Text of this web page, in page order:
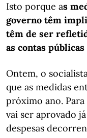
Isto porque as
governo têm
têm de ser
as contas
Ontem, o
que as medidas
próximo ano.
vai ser aprovado
despesas